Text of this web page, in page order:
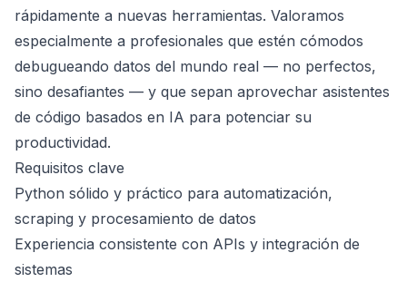
rápidamente a nuevas herramientas. Valoramos
especialmente a profesionales que estén cómodos
debugueando datos del mundo real — no perfectos,
sino desafiantes — y que sepan aprovechar asistentes
de código basados en IA para potenciar su
productividad.
Requisitos clave
Python sólido y práctico para automatización,
scraping y procesamiento de datos
Experiencia consistente con APIs y integración de
sistemas